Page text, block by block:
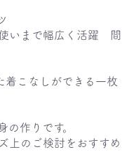
いまで幅広く活躍 間
こなしができる一枚
作りです。
のご検討をおすすめ